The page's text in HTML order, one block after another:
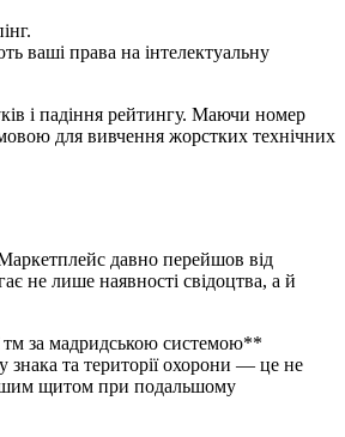
ваші права на інтелектуальну
і падіння рейтингу. Маючи номер
для вивчення жорстких технічних
давно перейшов від
не лише наявності свідоцтва, а й
тм за мадридською системою**
знака та території охорони — це не
щитом при подальшому